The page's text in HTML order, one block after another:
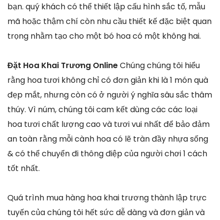
bạn. quý khách có thể thiết lập cấu hình sắc tố, mẫu
mã hoặc thậm chí còn nhu cầu thiết kế đặc biệt quan
trọng nhằm tạo cho một bó hoa có một không hai.
Đặt Hoa Khai Trương OnlineChúng chúng tôi hiểu
rằng hoa tươi không chỉ có đơn giản khi là 1 món quà
đẹp mắt, nhưng còn có ở người ý nghĩa sâu sắc thâm
thúy. Vì núm, chúng tôi cam kết dùng các các loại
hoa tươi chất lượng cao và tươi vui nhất để bảo đảm
an toàn rằng mỗi cành hoa có lẽ tràn đầy nhựa sống
& có thể chuyển đi thông điệp của người chơi 1 cách
tốt nhất.
Quá trình mua hàng hoa khai trương thành lập trực
tuyến của chúng tôi hết sức dễ dàng và đơn giản và